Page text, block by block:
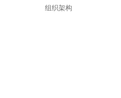
组织架构